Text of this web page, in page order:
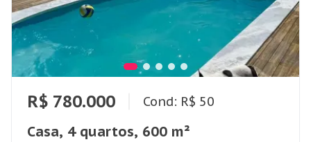
R$ 780.000 Cond: R$ 50
Casa, 4 quartos, 600 m²